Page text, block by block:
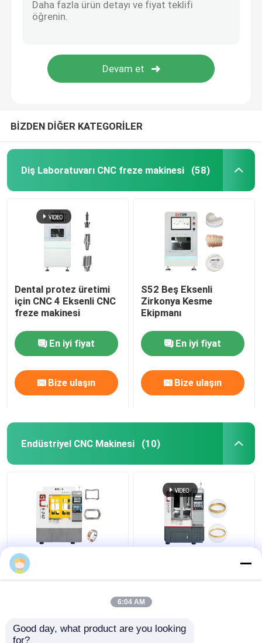
BİZDEN DİĞER KATEGORİLER
Diş Laboratuvarı CNC freze makinesi (58)
Dental protez üretimi
için CNC 4 Eksenli CNC
freze makinesi
En iyi fiyat
Bize ulaşın
S52 Beş Eksenli
Zirkonya Kesme
Ekipmanı
En iyi fiyat
Bize ulaşın
Endüstriyel CNC Makinesi (10)
G5-240 dört istasyonlu
5 eksenli makine
5 Eksenli CNC Makinesi
Yapım Makinesi
6:04 AM
Good day, what product are you looking
for?